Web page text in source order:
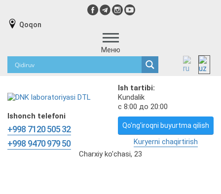
Qoqon
Меню
Ish tartibi:
Kundalik
с 8:00 до 20:00
Ishonch telefoni
+998 7120 505 32
+998 9470 979 50
Qo'ng'iroqni buyurtma qilish
Kuryerni chaqirtirish
Charxiy ko'chasi, 23